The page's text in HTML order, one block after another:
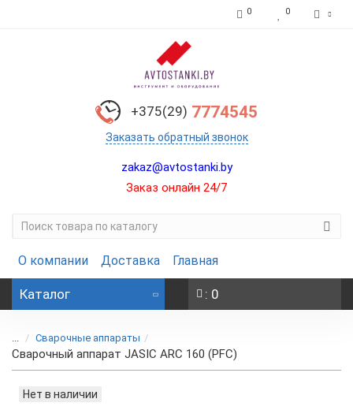
0 0
+375(29) 7774545
Заказать обратный звонок
zakaz@avtostanki.by
Заказ онлайн 24/7
О компании Доставка Главная
Каталог : 0
... Сварочные аппараты
Сварочный аппарат JASIC ARC 160 (PFC)
Нет в наличии